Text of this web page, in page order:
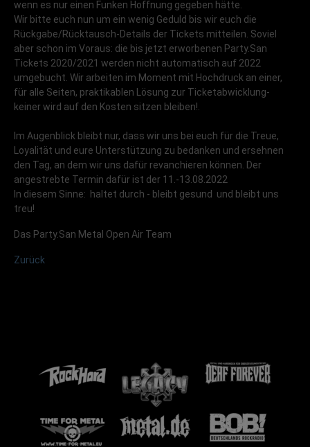
wenn es nur einen Funken Hoffnung gegeben hätte.
Wir bitte euch nun um ein wenig Geduld bis wir euch die
Rückgabe/Rücktausch-Details der Tickets mitteilen. Soviel
aber schon im Voraus: die bis jetzt erworbenen Party.San
Tickets 2020/2021 werden nicht automatisch auf 2022
umgebucht. Wir arbeiten im Moment mit Hochdruck an einer,
für alle Seiten, praktikablen Lösung zur Ticketabwicklung-
keiner wird auf den Kosten sitzen bleiben!.
Im Augenblick bleibt nur, dass wir uns bei euch für die Treue,
Loyalität und eure Unterstützung zu bedanken und ersehnen
den Tag, an dem wir uns dafür revanchieren können. Der
angestrebte Termin dafür ist der 11.-13.08.2022
In diesem Sinne: haltet durch - bleibt gesund und bleibt uns
treu!
Das Party.San Metal Open Air Team
Zurück